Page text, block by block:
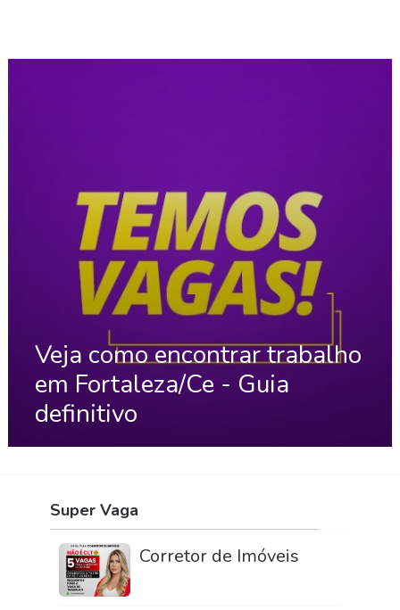
Veja como encontrar trabalho
em Fortaleza/Ce - Guia
definitivo
Super Vaga
Corretor de Imóveis